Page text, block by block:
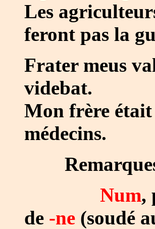
Les
feront pas la
Frater meus
videbat.
Mon frère
médecins.
Num,
de -ne (soudé